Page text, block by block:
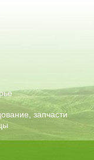
запчасти